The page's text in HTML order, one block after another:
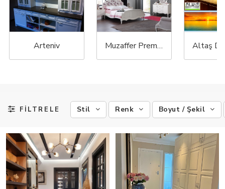
Arteniv Muzaffer Premium Mobilya
FİLTRELE Stil Renk Boyut / Şekil